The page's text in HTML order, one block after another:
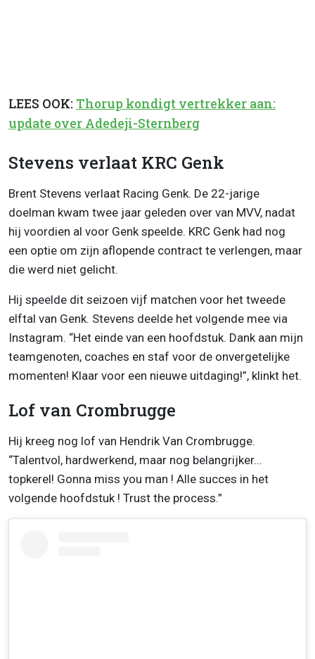
LEES OOK: Thorup kondigt vertrekker aan:
update over Adedeji-Sternberg
Stevens verlaat KRC Genk
Brent Stevens verlaat Racing Genk. De 22-jarige
doelman kwam twee jaar geleden over van MVV, nadat
hij voordien al voor Genk speelde. KRC Genk had nog
een optie om zijn aflopende contract te verlengen, maar
die werd niet gelicht.
Hij speelde dit seizoen vijf matchen voor het tweede
elftal van Genk. Stevens deelde het volgende mee via
Instagram. “Het einde van een hoofdstuk. Dank aan mijn
teamgenoten, coaches en staf voor de onvergetelijke
momenten! Klaar voor een nieuwe uitdaging!”, klinkt het.
Lof van Crombrugge
Hij kreeg nog lof van Hendrik Van Crombrugge.
“Talentvol, hardwerkend, maar nog belangrijker…
topkerel! Gonna miss you man ! Alle succes in het
volgende hoofdstuk ! Trust the process.”